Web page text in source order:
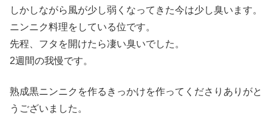
しかしながら風が少し弱くなってきた今は少し臭います。
ニンニク料理をしている位です。
先程、フタを開けたら凄い臭いでした。
2週間の我慢です。
熟成黒ニンニクを作るきっかけを作ってくださりありがと
うございました。